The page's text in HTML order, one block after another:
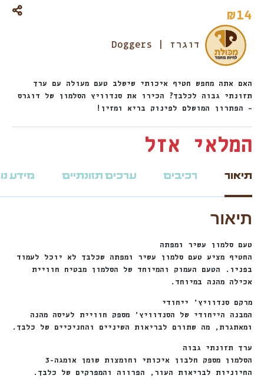
₪14
דוגרז | Doggers
האם אתה מחפש חטיף איכותי שישלב טעם מעולה עם ערך
תזונתי גבוה לכלבך? הכירו את סנדוויץ הסלמון של דוגרס
– הפתרון המושלם לפינוק בריא ומזין!
המלאי אזל
תיאור רכיבים ערכים תזונתיים מידע
תיאור
טעם סלמון עשיר ומפתה
החטיף מציע טעם סלמון עשיר ומפתה שכלבך לא יוכל לעמוד
בפניו. הטעם העמוק והמיוחד של הסלמון מבטיח חוויית
אכילה מהנה במיוחד.
מרקם סנדוויץ’ ייחודי
המבנה הייחודי של הסנדוויץ’ מספק חוויית לעיסה מהנה
ומאתגרת, מה שתורם לבריאות השיניים והחניכיים של כלבך.
ערך תזונתי גבוה
הסלמון מספק חלבון איכותי וחומצות שומן אומגה-3
החיוניות לבריאות העור, הפרווה והמפרקים של כלבך.